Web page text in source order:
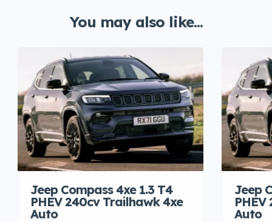
You may also like...
Jeep Compass 4xe 1.3 T4
PHEV 240cv Trailhawk 4xe
Auto
Jeep
Auto